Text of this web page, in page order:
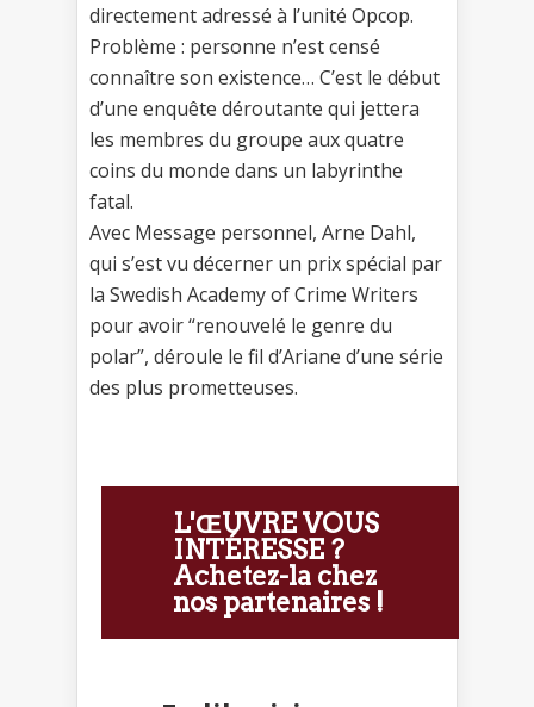
directement adressé à l’unité Opcop.
Problème : personne n’est censé
connaître son existence… C’est le début
d’une enquête déroutante qui jettera
les membres du groupe aux quatre
coins du monde dans un labyrinthe
fatal.
Avec Message personnel, Arne Dahl,
qui s’est vu décerner un prix spécial par
la Swedish Academy of Crime Writers
pour avoir “renouvelé le genre du
polar”, déroule le fil d’Ariane d’une série
des plus prometteuses.
L'ŒUVRE VOUS
INTÉRESSE ?
Achetez-la chez
nos partenaires !